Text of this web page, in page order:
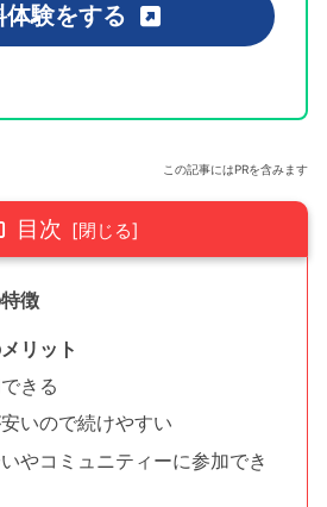
体験をする
この記事にはPRを含みます
目次
徴
リット
きる
いので続けやすい
やコミュニティーに参加でき